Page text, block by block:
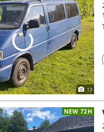
12
NEW 72H